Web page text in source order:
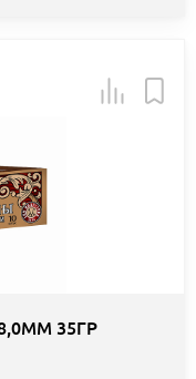
35ГР